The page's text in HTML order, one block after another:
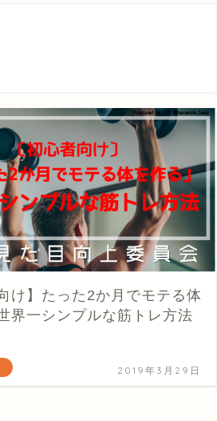
け】たった2か月でモテる体
界一シンプルな筋トレ方法
2019年3月29日